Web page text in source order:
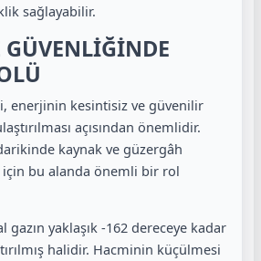
sağlayabilir.
GÜVENLİĞİNDE
enerjinin kesintisiz ve güvenilir
açısından önemlidir.
kaynak ve güzergâh
için bu alanda önemli bir rol
gazın yaklaşık -162 dereceye kadar
halidir. Hacminin küçülmesi